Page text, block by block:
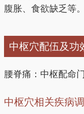
腹胀、食欲缺乏等。
中枢穴配伍及功
腰脊痛：中枢配命
中枢穴相关疾病